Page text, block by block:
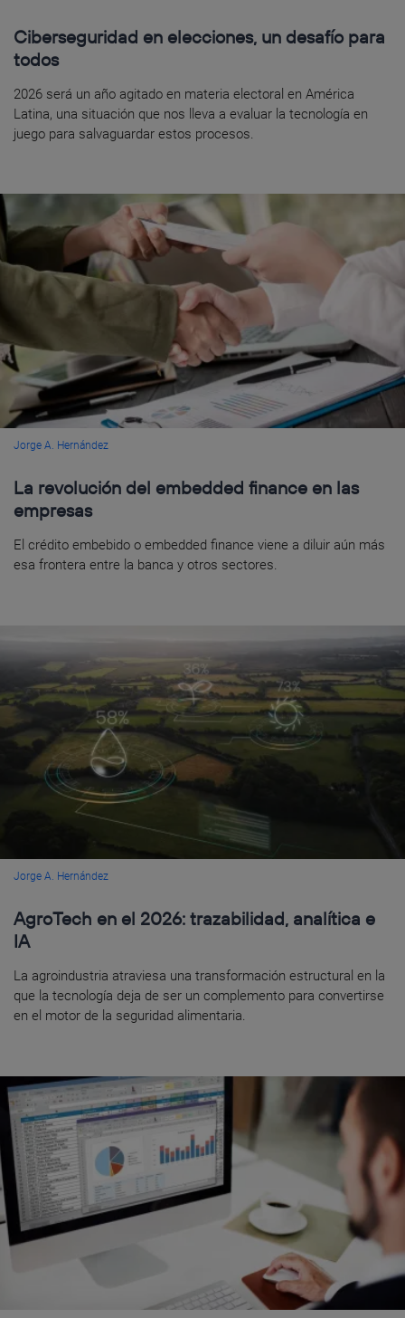
Ciberseguridad en elecciones, un desafío para
todos
2026 será un año agitado en materia electoral en América
Latina, una situación que nos lleva a evaluar la tecnología en
juego para salvaguardar estos procesos.
Jorge A. Hernández
La revolución del embedded finance en las
empresas
El crédito embebido o embedded finance viene a diluir aún más
esa frontera entre la banca y otros sectores.
Jorge A. Hernández
AgroTech en el 2026: trazabilidad, analítica e
IA
La agroindustria atraviesa una transformación estructural en la
que la tecnología deja de ser un complemento para convertirse
en el motor de la seguridad alimentaria.